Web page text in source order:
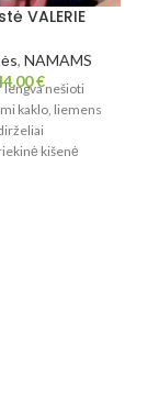
VALERIE
, NAMAMS
€
lengva nešioti
kaklo, liemens
kišenė